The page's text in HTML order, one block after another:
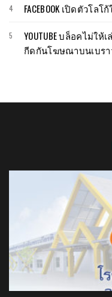
FACEBOOK เปิดตัวโ
YOUTUBE บล็อคไม่ให้
กีดกันโฆษณาบนเบรา